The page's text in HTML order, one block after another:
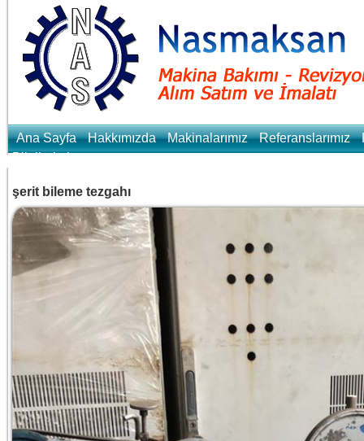
Ana Sayfa Hakkımızda Makinalarımız Referanslarımız
Bilgilerimiz
şerit bileme tezgahı